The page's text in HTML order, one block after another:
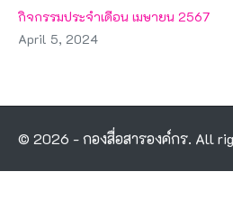
กิจกรรมประจำเดือน เมษายน 2567
April 5, 2024
© 2026 - กองสื่อสารองค์กร. All